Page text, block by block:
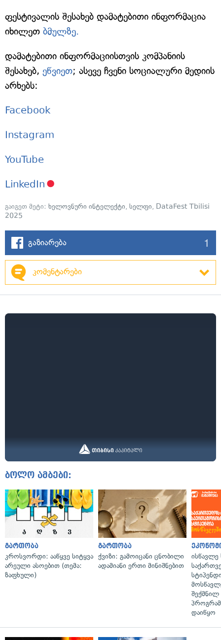
ფესტივალის შესახებ დამატებითი ინფორმაცია
იხილეთ ბმულზე.
დამატებითი ინფორმაციისთვის კომპანიის
შესახებ, ეწვიეთ; ასევე ჩვენი სოციალური მედიის
არხებს:
Facebook
Instagram
YouTube
LinkedIn
გაიგეთ მეტი: ხელოვნური ინტელექტი, სელფი, DataFest Tbilisi
2025
გაზიარება 1
კომენტარები
ბოლო ამბები:
გართობა
კროსვორდი: ააწყვე სიტყვა
არეული ასოებით (თემა:
ზაფხული)
გართობა
ქვიზი: გამოიცანი ცნობილი
ადამიანი ერთი მინიშნებით
ისწავლე
დაიწყო